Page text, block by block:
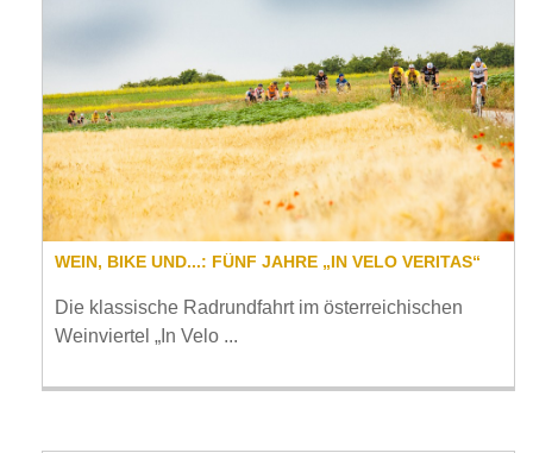
WEIN, BIKE UND...: FÜNF JAHRE „IN VELO VERITAS“
Die klassische Radrundfahrt im österreichischen
Weinviertel „In Velo ...